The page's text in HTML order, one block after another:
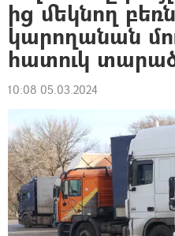
ից մեկնող
կարողանան
հատուկ
10:08 05.03.2024